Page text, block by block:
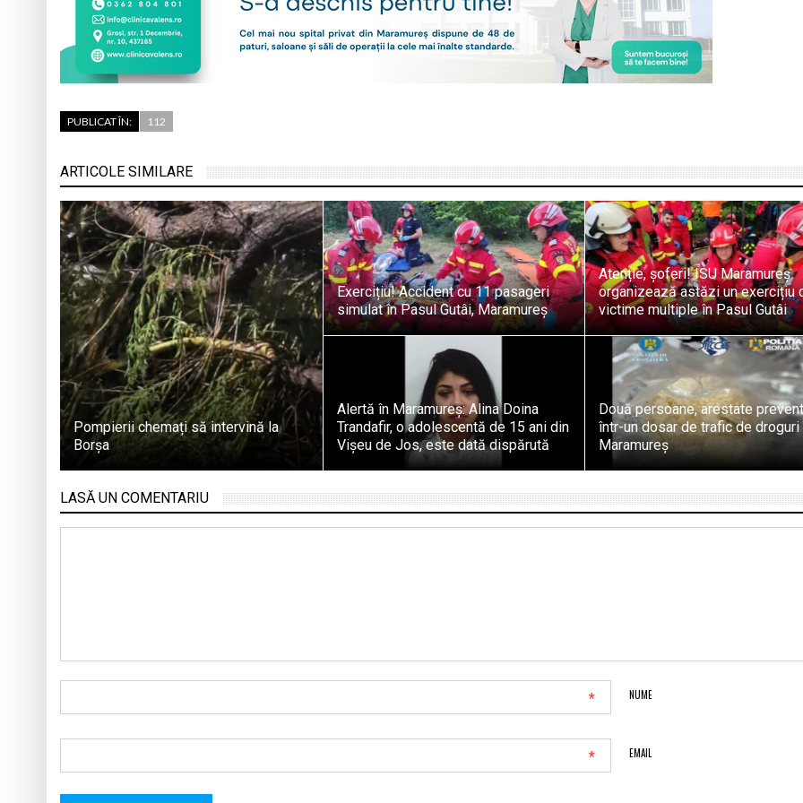
PUBLICAT ÎN: 112
ARTICOLE SIMILARE
Pompierii chemați să intervină la
Borșa
Exercițiu! Accident cu 11 pasageri
simulat în Pasul Gutâi, Maramureș
Atenție, șoferi! ISU Maramureș
organizează astăzi un exercițiu
victime multiple în Pasul Gutâi
Alertă în Maramureș: Alina Doina
Trandafir, o adolescentă de 15 ani din
Vișeu de Jos, este dată dispărută
Două persoane, arestate
într-un dosar de trafic de droguri
Maramureș
LASĂ UN COMENTARIU
NUME
*
EMAIL
*